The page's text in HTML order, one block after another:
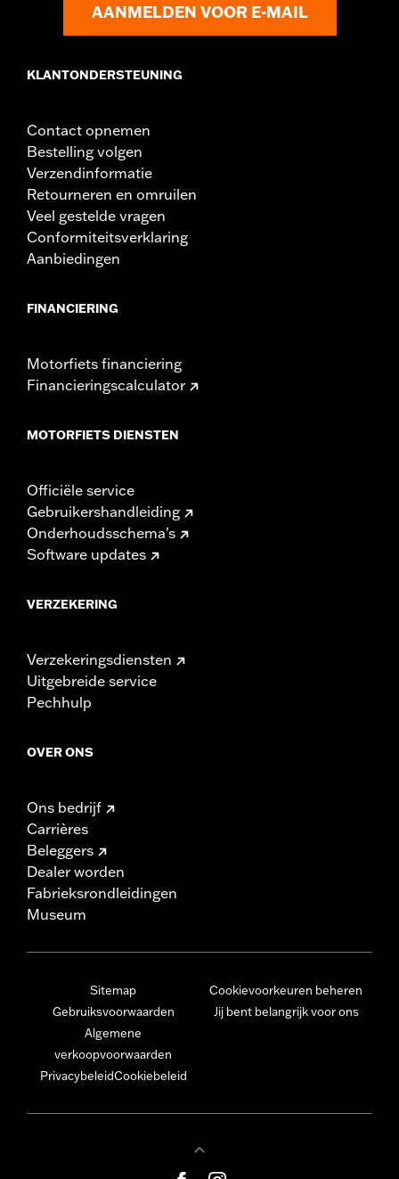
AANMELDEN VOOR E-MAIL
KLANTONDERSTEUNING
Contact opnemen
Bestelling volgen
Verzendinformatie
Retourneren en omruilen
Veel gestelde vragen
Conformiteitsverklaring
Aanbiedingen
FINANCIERING
Motorfiets financiering
Financieringscalculator
MOTORFIETS DIENSTEN
Officiële service
Gebruikershandleiding
Onderhoudsschema's
Software updates
VERZEKERING
Verzekeringsdiensten
Uitgebreide service
Pechhulp
OVER ONS
Ons bedrijf
Carrières
Beleggers
Dealer worden
Fabrieksrondleidingen
Museum
Sitemap
Gebruiksvoorwaarden
Algemene
verkoopvoorwaarden
PrivacybeleidCookiebeleid
Cookievoorkeuren beheren
Jij bent belangrijk voor ons